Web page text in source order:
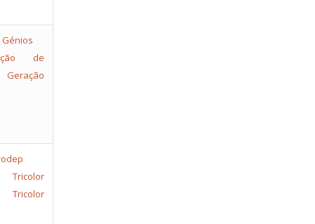
de
Geração